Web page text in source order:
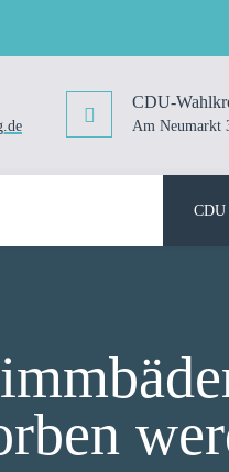
CDU-
Am Neumarkt
CDU